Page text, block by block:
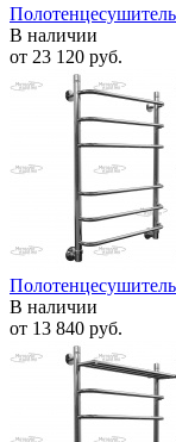
В наличии
от 23 120 руб.
В наличии
от 13 840 руб.